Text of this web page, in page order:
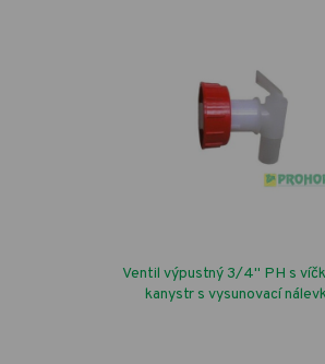
Ventil výpustný 3/4" PH s
kanystr s vysunovací